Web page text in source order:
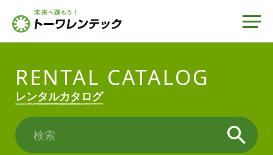
RENTAL CATALOG
レンタルカタログ
検索